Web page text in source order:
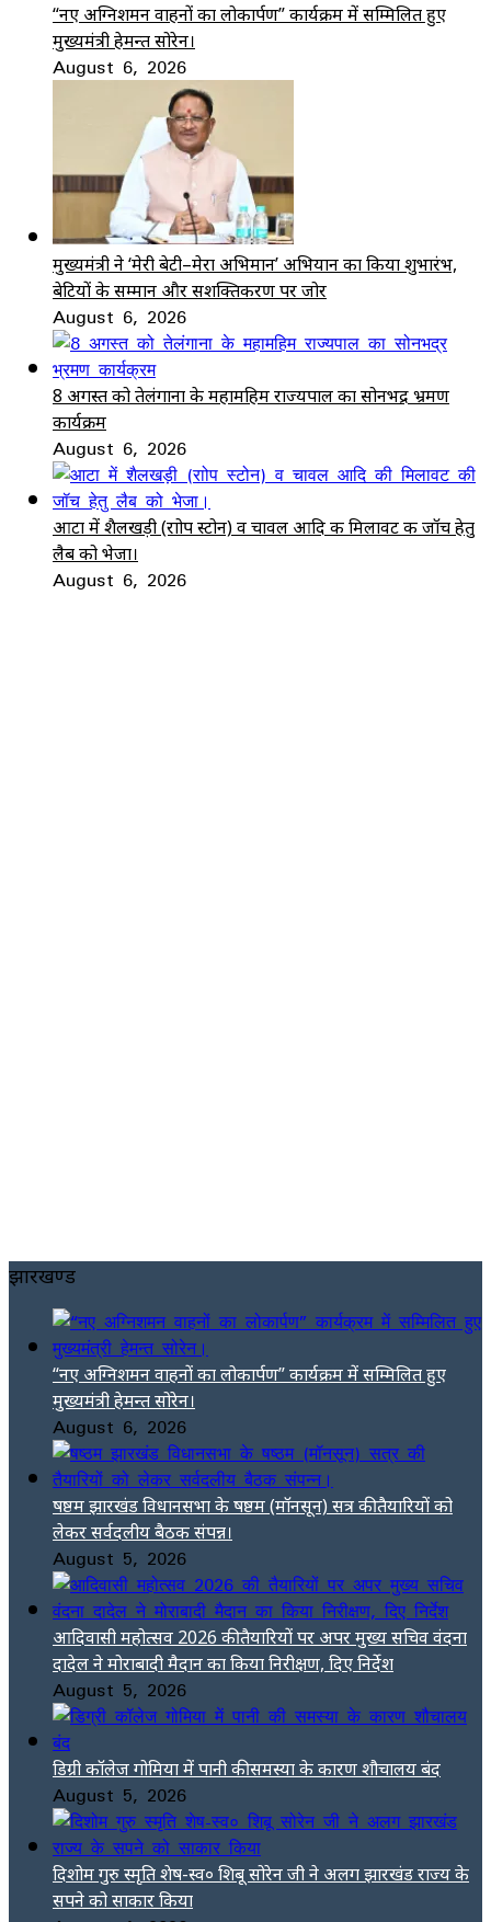
“नए अग्निशमन वाहनों का लोकार्पण” कार्यक्रम में सम्मिलित हुए
मुख्यमंत्री हेमन्त सोरेन।
August 6, 2026
मुख्यमंत्री ने ‘मेरी बेटी–मेरा अभिमान’ अभियान का किया शुभारंभ,
बेटियों के सम्मान और सशक्तिकरण पर जोर
August 6, 2026
8 अगस्त को तेलंगाना के महामहिम राज्यपाल का सोनभद्र भ्रमण
कार्यक्रम
August 6, 2026
आटा में शैलखड़ी (राोप स्टोन) व चावल आदि की मिलावट की जॉच हेतु
लैब को भेजा।
August 6, 2026
झारखण्ड
“नए अग्निशमन वाहनों का लोकार्पण” कार्यक्रम में सम्मिलित हुए
मुख्यमंत्री हेमन्त सोरेन।
August 6, 2026
षष्ठम झारखंड विधानसभा के षष्ठम (मॉनसून) सत्र की तैयारियों को
लेकर सर्वदलीय बैठक संपन्न।
August 5, 2026
आदिवासी महोत्सव 2026 की तैयारियों पर अपर मुख्य सचिव वंदना
दादेल ने मोराबादी मैदान का किया निरीक्षण, दिए निर्देश
August 5, 2026
डिग्री कॉलेज गोमिया में पानी की समस्या के कारण शौचालय बंद
August 5, 2026
दिशोम गुरु स्मृति शेष-स्व० शिबू सोरेन जी ने अलग झारखंड राज्य के
सपने को साकार किया